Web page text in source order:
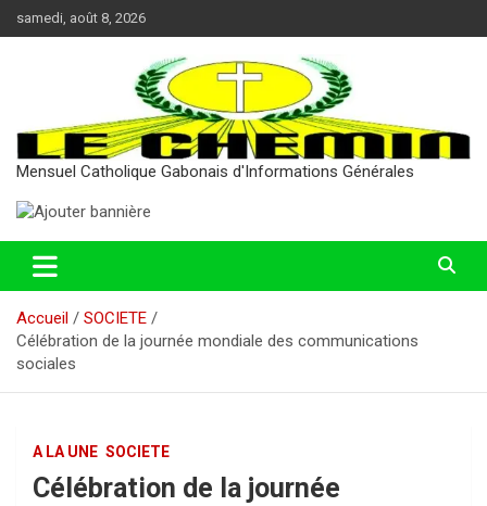
au
samedi, août 8, 2026
Mensuel Catholique Gabonais d'Informations Générales
Accueil
SOCIETE
Célébration de la journée mondiale des communications
sociales
A LA UNE SOCIETE
Célébration de la journée